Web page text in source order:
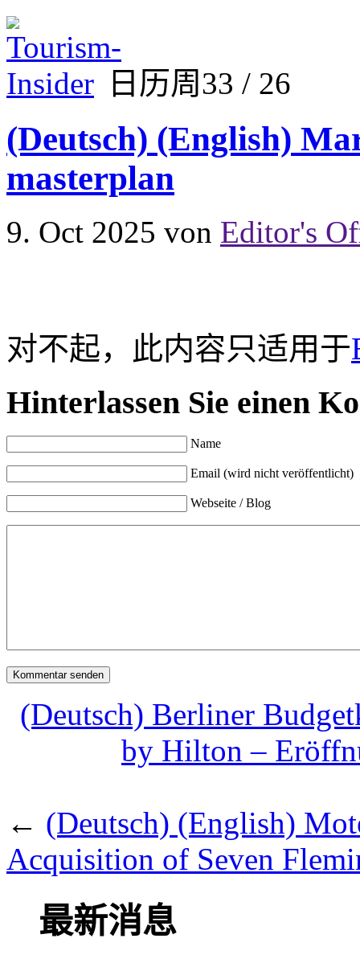
日历周33 / 26
(Deutsch) (English)
masterplan
9. Oct 2025 von Editor's
对不起，此内容只适用于
Hinterlassen Sie einen
Name
Email (wird nicht veröffentlicht)
Webseite / Blog
(Deutsch) Berliner
by Hilton –
← (Deutsch) (English)
Acquisition of Seven
最新消息